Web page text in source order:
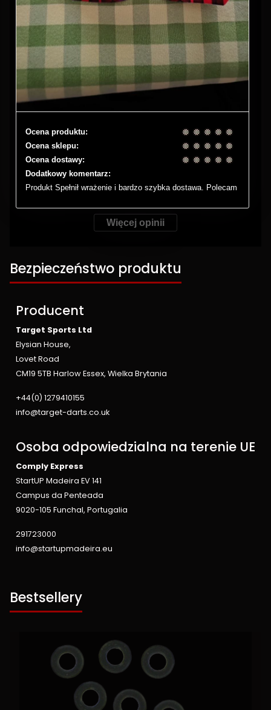
Ocena produktu:
Ocena sklepu:
Ocena dostawy:
Dodatkowy komentarz:
Produkt Spełnił wrażenie i bardzo szybka dostawa. Polecam
Więcej opinii
Bezpieczeństwo produktu
Producent
Target Sports Ltd
Elysian House,
Lovet Road
CM19 5TB Harlow Essex, Wielka Brytania
+44(0) 1279410155
info@target-darts.co.uk
Osoba odpowiedzialna na terenie UE
Comply Express
StartUP Madeira EV 141
Campus da Penteada
9020-105 Funchal, Portugalia
291723000
info@startupmadeira.eu
Bestsellery